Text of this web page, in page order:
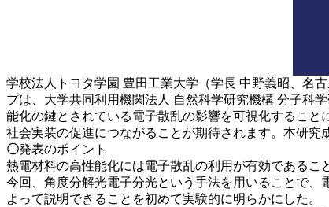
学校法人トヨタ学園 豊田工業大学（学長 中野義昭、名
プは、大学共同利用機関法人 自然科学研究機構 分子科
能化の鍵とされている電子散乱の影響を可視化するこ
社会実装の促進につながることが期待されます。本研究
〇発表のポイント
熱電材料の高性能化には電子散乱の利用が有効であるこ
今回、角度分解光電子分光という手法を用いることで
よって説明できることを初めて実験的に明らかにした。